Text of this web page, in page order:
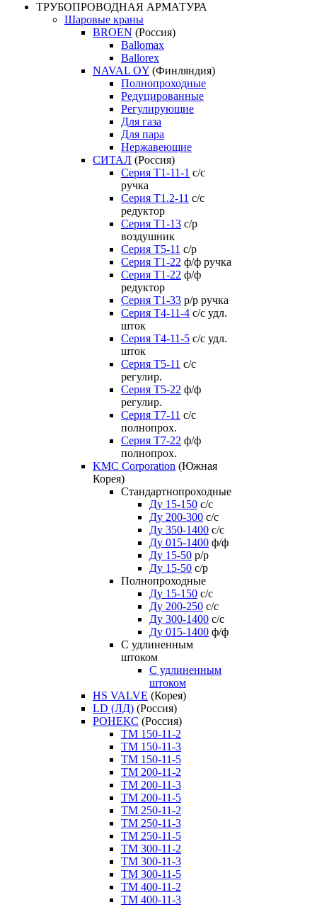
ТРУБОПРОВОДНАЯ АРМАТУРА
Шаровые краны
BROEN (Россия)
Ballomax
Ballorex
NAVAL OY (Финляндия)
Полнопроходные
Редуцированные
Регулирующие
Для газа
Для пара
Нержавеющие
СИТАЛ (Россия)
Серия Т1-11-1 с/с
ручка
Серия Т1.2-11 с/с
редуктор
Серия Т1-13 с/р
воздушник
Серия T5-11 с/р
Серия Т1-22 ф/ф ручка
Серия Т1-22 ф/ф
редуктор
Серия T1-33 р/р ручка
Серия Т4-11-4 с/с удл.
шток
Серия Т4-11-5 с/с удл.
шток
Серия Т5-11 с/с
регулир.
Серия Т5-22 ф/ф
регулир.
Серия Т7-11 с/с
полнопрох.
Серия Т7-22 ф/ф
полнопрох.
KMC Corporation (Южная
Корея)
Стандартнопроходные
Ду 15-150 с/с
Ду 200-300 с/с
Ду 350-1400 с/с
Ду 015-1400 ф/ф
Ду 15-50 р/р
Ду 15-50 с/р
Полнопроходные
Ду 15-150 с/с
Ду 200-250 с/с
Ду 300-1400 с/с
Ду 015-1400 ф/ф
С удлиненным
штоком
C удлиненным
штоком
HS VALVE (Корея)
LD (ЛД) (Россия)
РОНЕКС (Россия)
ТM 150-11-2
ТM 150-11-3
ТM 150-11-5
ТM 200-11-2
ТM 200-11-3
ТM 200-11-5
ТM 250-11-2
ТM 250-11-3
ТM 250-11-5
ТM 300-11-2
ТM 300-11-3
ТM 300-11-5
ТM 400-11-2
ТM 400-11-3